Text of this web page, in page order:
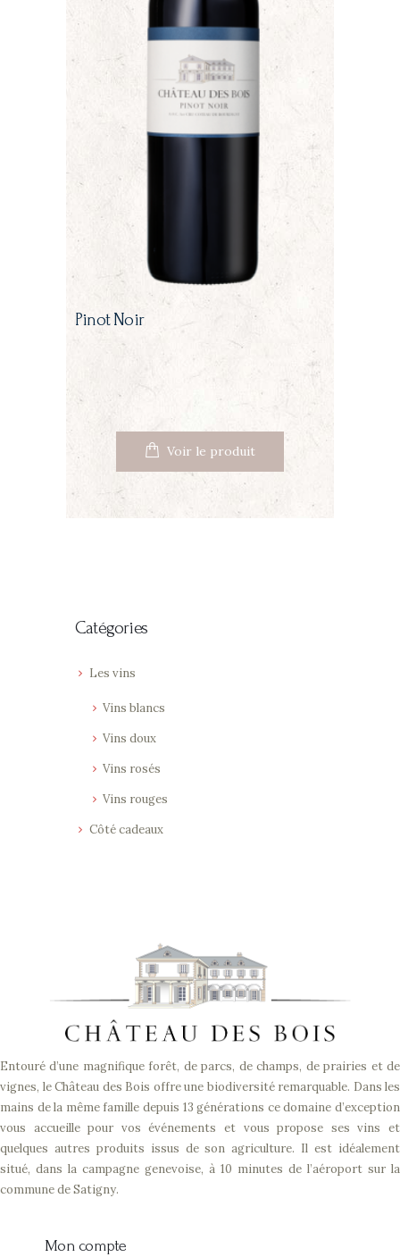
Pinot Noir
Voir le produit
Catégories
Les vins
Vins blancs
Vins doux
Vins rosés
Vins rouges
Côté cadeaux
Entouré d’une magnifique forêt, de parcs, de champs, de prairies et de
vignes, le Château des Bois offre une biodiversité remarquable. Dans les
mains de la même famille depuis 13 générations ce domaine d’exception
vous accueille pour vos événements et vous propose ses vins et
quelques autres produits issus de son agriculture. Il est idéalement
situé, dans la campagne genevoise, à 10 minutes de l’aéroport sur la
commune de Satigny.
Mon compte